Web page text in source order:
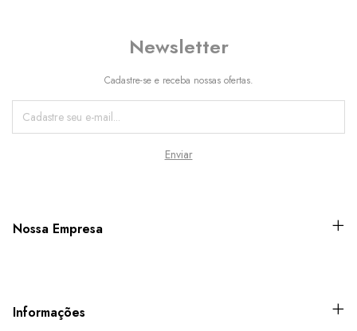
Newsletter
Cadastre-se e receba nossas ofertas.
Nossa Empresa
Informações